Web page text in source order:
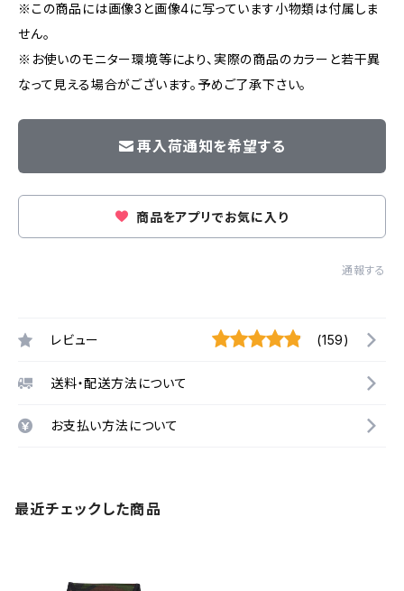
※この商品には画像3と画像4に写っています小物類は付属しま
せん。
※お使いのモニター環境等により、実際の商品のカラーと若干異
なって見える場合がございます。予めご了承下さい。
再入荷通知を希望する
商品をアプリでお気に入り
通報する
レビュー (159)
送料・配送方法について
お支払い方法について
最近チェックした商品